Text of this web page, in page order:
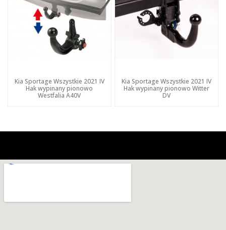
Kia Sportage Wszystkie 2021 IV
Hak wypinany pionowo
Westfalia A40V
Kia Sportage Wszystkie 2021 IV
Hak wypinany pionowo Witter
DV